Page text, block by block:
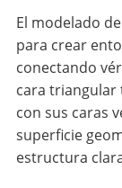
El modelado
para crear
conectando
cara triangular
con sus caras
superficie
estructura